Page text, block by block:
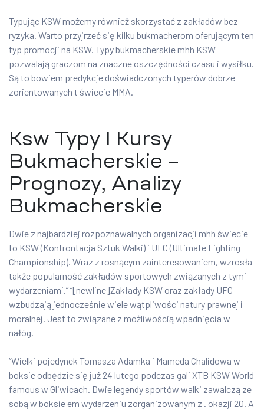
Typując KSW możemy również skorzystać z zakładów bez
ryzyka. Warto przyjrzeć się kilku bukmacherom oferującym ten
typ promocji na KSW. Typy bukmacherskie mhh KSW
pozwalają graczom na znaczne oszczędności czasu i wysiłku.
Są to bowiem predykcje doświadczonych typerów dobrze
zorientowanych t świecie MMA.
Ksw Typy I Kursy
Bukmacherskie –
Prognozy, Analizy
Bukmacherskie
Dwie z najbardziej rozpoznawalnych organizacji mhh świecie
to KSW (Konfrontacja Sztuk Walki) i UFC (Ultimate Fighting
Championship). Wraz z rosnącym zainteresowaniem, wzrosła
także popularność zakładów sportowych związanych z tymi
wydarzeniami.” “[newline]Zakłady KSW oraz zakłady UFC
wzbudzają jednocześnie wiele wątpliwości natury prawnej i
moralnej. Jest to związane z możliwością wpadnięcia w
nałóg.
“Wielki pojedynek Tomasza Adamka i Mameda Chalidowa w
boksie odbędzie się już 24 lutego podczas gali XTB KSW World
famous w Gliwicach. Dwie legendy sportów walki zawalczą ze
sobą w boksie em wydarzeniu zorganizowanym z . okazji 20. A